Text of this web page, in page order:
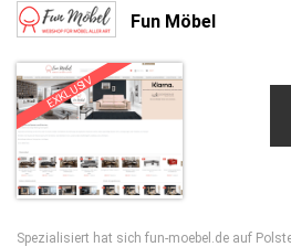
Fun Möbel
EXKLUSIV
Spezialisiert hat sich fun-moebel.de auf